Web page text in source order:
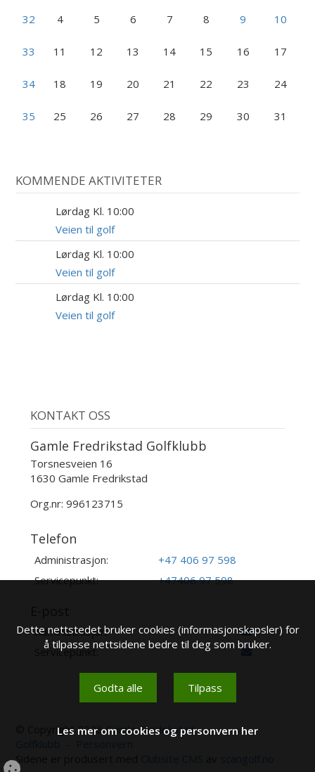
32 4 5 6 7 8 9 10
33 11 12 13 14 15 16 17
34 18 19 20 21 22 23 24
35 25 26 27 28 29 30 31
KOMMENDE AKTIVITETER
Lørdag Kl. 10:00
Veien til golf
Lørdag Kl. 10:00
Veien til golf
Lørdag Kl. 10:00
Veien til golf
KONTAKT OSS
Gamle Fredrikstad Golfklubb
Torsnesveien 16
1630 Gamle Fredrikstad
Org.nr: 996123715
Telefon
Administrasjon:
+47 406 97 598
Servicepunkt:
+47406 97 598
Administrasjon:
Servicepunkt:
© Copyright 2026Gamle Fredrikstad
Sidene er produsert med
Dette nettstedet bruker cookies (informasjonskapsler) for
å tilpasse nettsidene bedre til deg som bruker.
Godta alle Tilpass
Les mer om cookies og personvern her